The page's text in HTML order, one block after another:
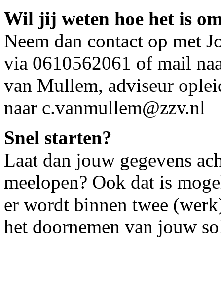
Wil jij weten hoe het is
Neem dan contact op met
via 0610562061 of mail
van Mullem, adviseur
naar c.vanmullem@zzv.nl
Snel starten?
Laat dan jouw gegevens
meelopen? Ook dat is
er wordt binnen twee
het doornemen van jouw